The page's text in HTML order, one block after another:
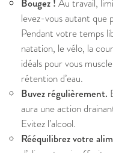
Bougez ! Au travail,
levez-vous autant que
Pendant votre temps
natation, le vélo, la
idéals pour vous
rétention d’eau.
Buvez régulièrement.
aura une action
Evitez l’alcool.
Rééquilibrez votre